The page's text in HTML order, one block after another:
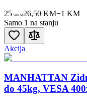
25 50KM26,50 KM−1 KM
Samo 1 na stanju
Akcija
MANHATTAN
do 45kg, VESA